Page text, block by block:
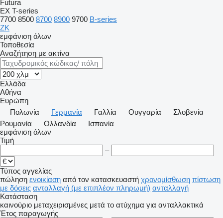
Futura
EX T-series
7700 8500 8700 8900 9700 B-series
ZK
εμφάνιση όλων
Τοποθεσία
Αναζήτηση με ακτίνα
Ελλάδα
Αθήνα
Ευρώπη
Πολωνία
Γερμανία Γαλλία Ουγγαρία
Σλοβενία
Ρουμανία
Ολλανδία
Ισπανία
εμφάνιση όλων
Τιμή
–
Τύπος αγγελίας
πώληση ενοικίαση από τον κατασκευαστή χρονομίσθωση πίστωση
με δόσεις ανταλλαγή (με επιπλέον πληρωμή) ανταλλαγή
Κατάσταση
καινούριο μεταχειρισμένες μετά το ατύχημα για ανταλλακτικά
Έτος παραγωγής